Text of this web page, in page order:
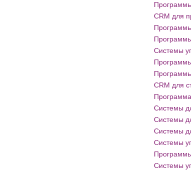
CRM для
Системы
CRM для
Системы
Системы
Системы
Системы
Системы